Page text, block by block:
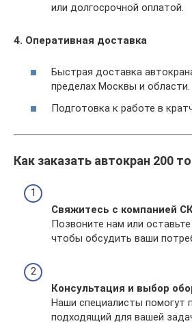
или долгосрочной оплатой.
4. Оперативная доставка
Быстрая доставка
пределах Москвы и области.
Подготовка к работе в
Как заказать автокран 200
Свяжитесь с компанией
Позвоните нам или оставьте
чтобы обсудить ваши
Консультация и выбор
Наши специалисты помогут
подходящий для вашей